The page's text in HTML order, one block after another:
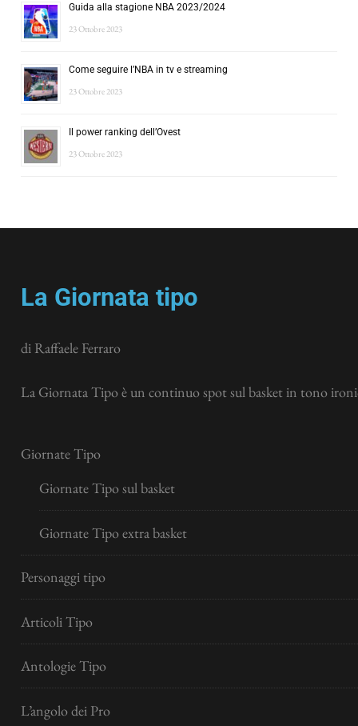
Guida alla stagione NBA 2023/2024
23 Ottobre 2023
Come seguire l’NBA in tv e streaming
23 Ottobre 2023
Il power ranking dell’Ovest
23 Ottobre 2023
La Giornata tipo
di Raffaele Ferraro
La Giornata Tipo è un continuo spot sul basket in tono
Giornate Tipo
Giornate Tipo sul basket
Giornate Tipo extra basket
Personaggi tipo
Articoli Tipo
Antologie Tipo
L’angolo dei Pro